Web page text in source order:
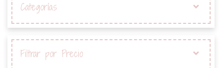
Categorías
Filtrar por Precio